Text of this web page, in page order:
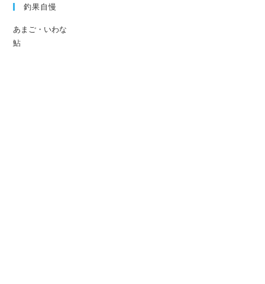
釣果自慢
あまご・いわな
鮎